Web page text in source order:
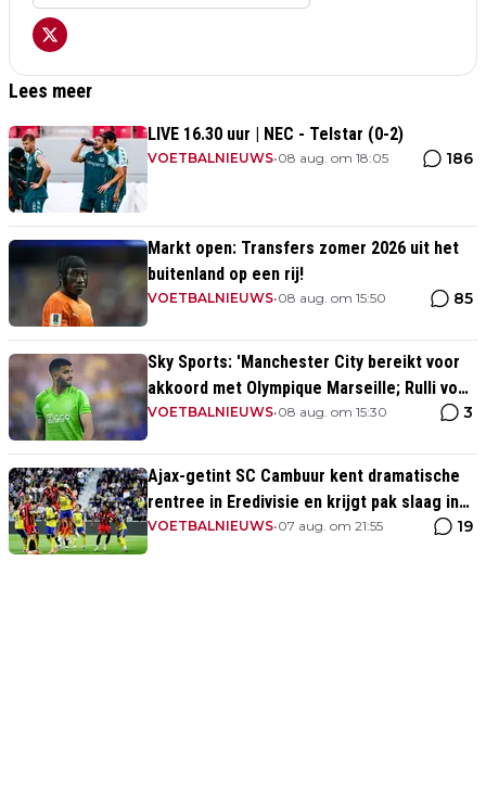
Lees meer
LIVE 16.30 uur | NEC - Telstar (0-2)
VOETBALNIEUWS•08 aug. om 18:05 186
Markt open: Transfers zomer 2026 uit het
buitenland op een rij!
VOETBALNIEUWS•08 aug. om 15:50 85
Sky Sports: 'Manchester City bereikt voor
akkoord met Olympique Marseille; Rulli voor
twee miljoen naar Engeland'
VOETBALNIEUWS•08 aug. om 15:30 3
Ajax-getint SC Cambuur kent dramatische
rentree in Eredivisie en krijgt pak slaag in
eigen huis
VOETBALNIEUWS•07 aug. om 21:55 19